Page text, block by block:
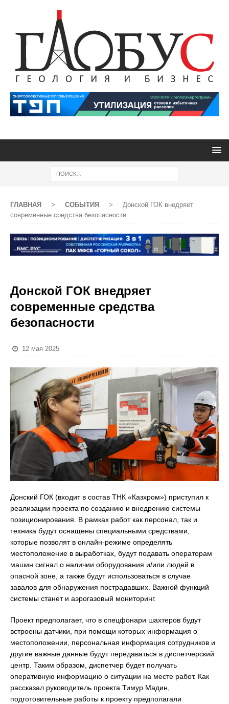
ГЛАВНАЯ > СОБЫТИЯ >
Донской ГОК внедряет
современные средства безопасности
Донской ГОК внедряет
современные средства
безопасности
12 мая 2025
Донский ГОК (входит в состав ТНК «Казхром») приступил к
реализации проекта по созданию и внедрению системы
позиционирования. В рамках работ как персонал, так и
техника будут оснащены специальными средствами,
которые позволят в онлайн-режиме определять
местоположение в выработках, будут подавать операторам
машин сигнал о наличии оборудования и/или людей в
опасной зоне, а также будут использоваться в случае
завалов для обнаружения пострадавших. Важной функций
системы станет и аэрогазовый мониторинг.
Проект предполагает, что в спецфонари шахтеров будут
встроены датчики, при помощи которых информация о
местоположении, персональная информация сотрудников и
другие важные данные будут передаваться в диспетчерский
центр. Таким образом, диспетчер будет получать
оперативную информацию о ситуации на месте работ. Как
рассказал руководитель проекта Тимур Мадин,
подготовительные работы к проекту предполагали